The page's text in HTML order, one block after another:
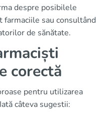
despre posibilele
farmaciile sau consultând
de sănătate.
corectă
pentru utilizarea
câteva sugestii: